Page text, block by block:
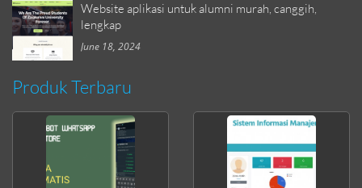
Website aplikasi untuk alumni murah, canggih,
lengkap
June 18, 2024
Produk Terbaru